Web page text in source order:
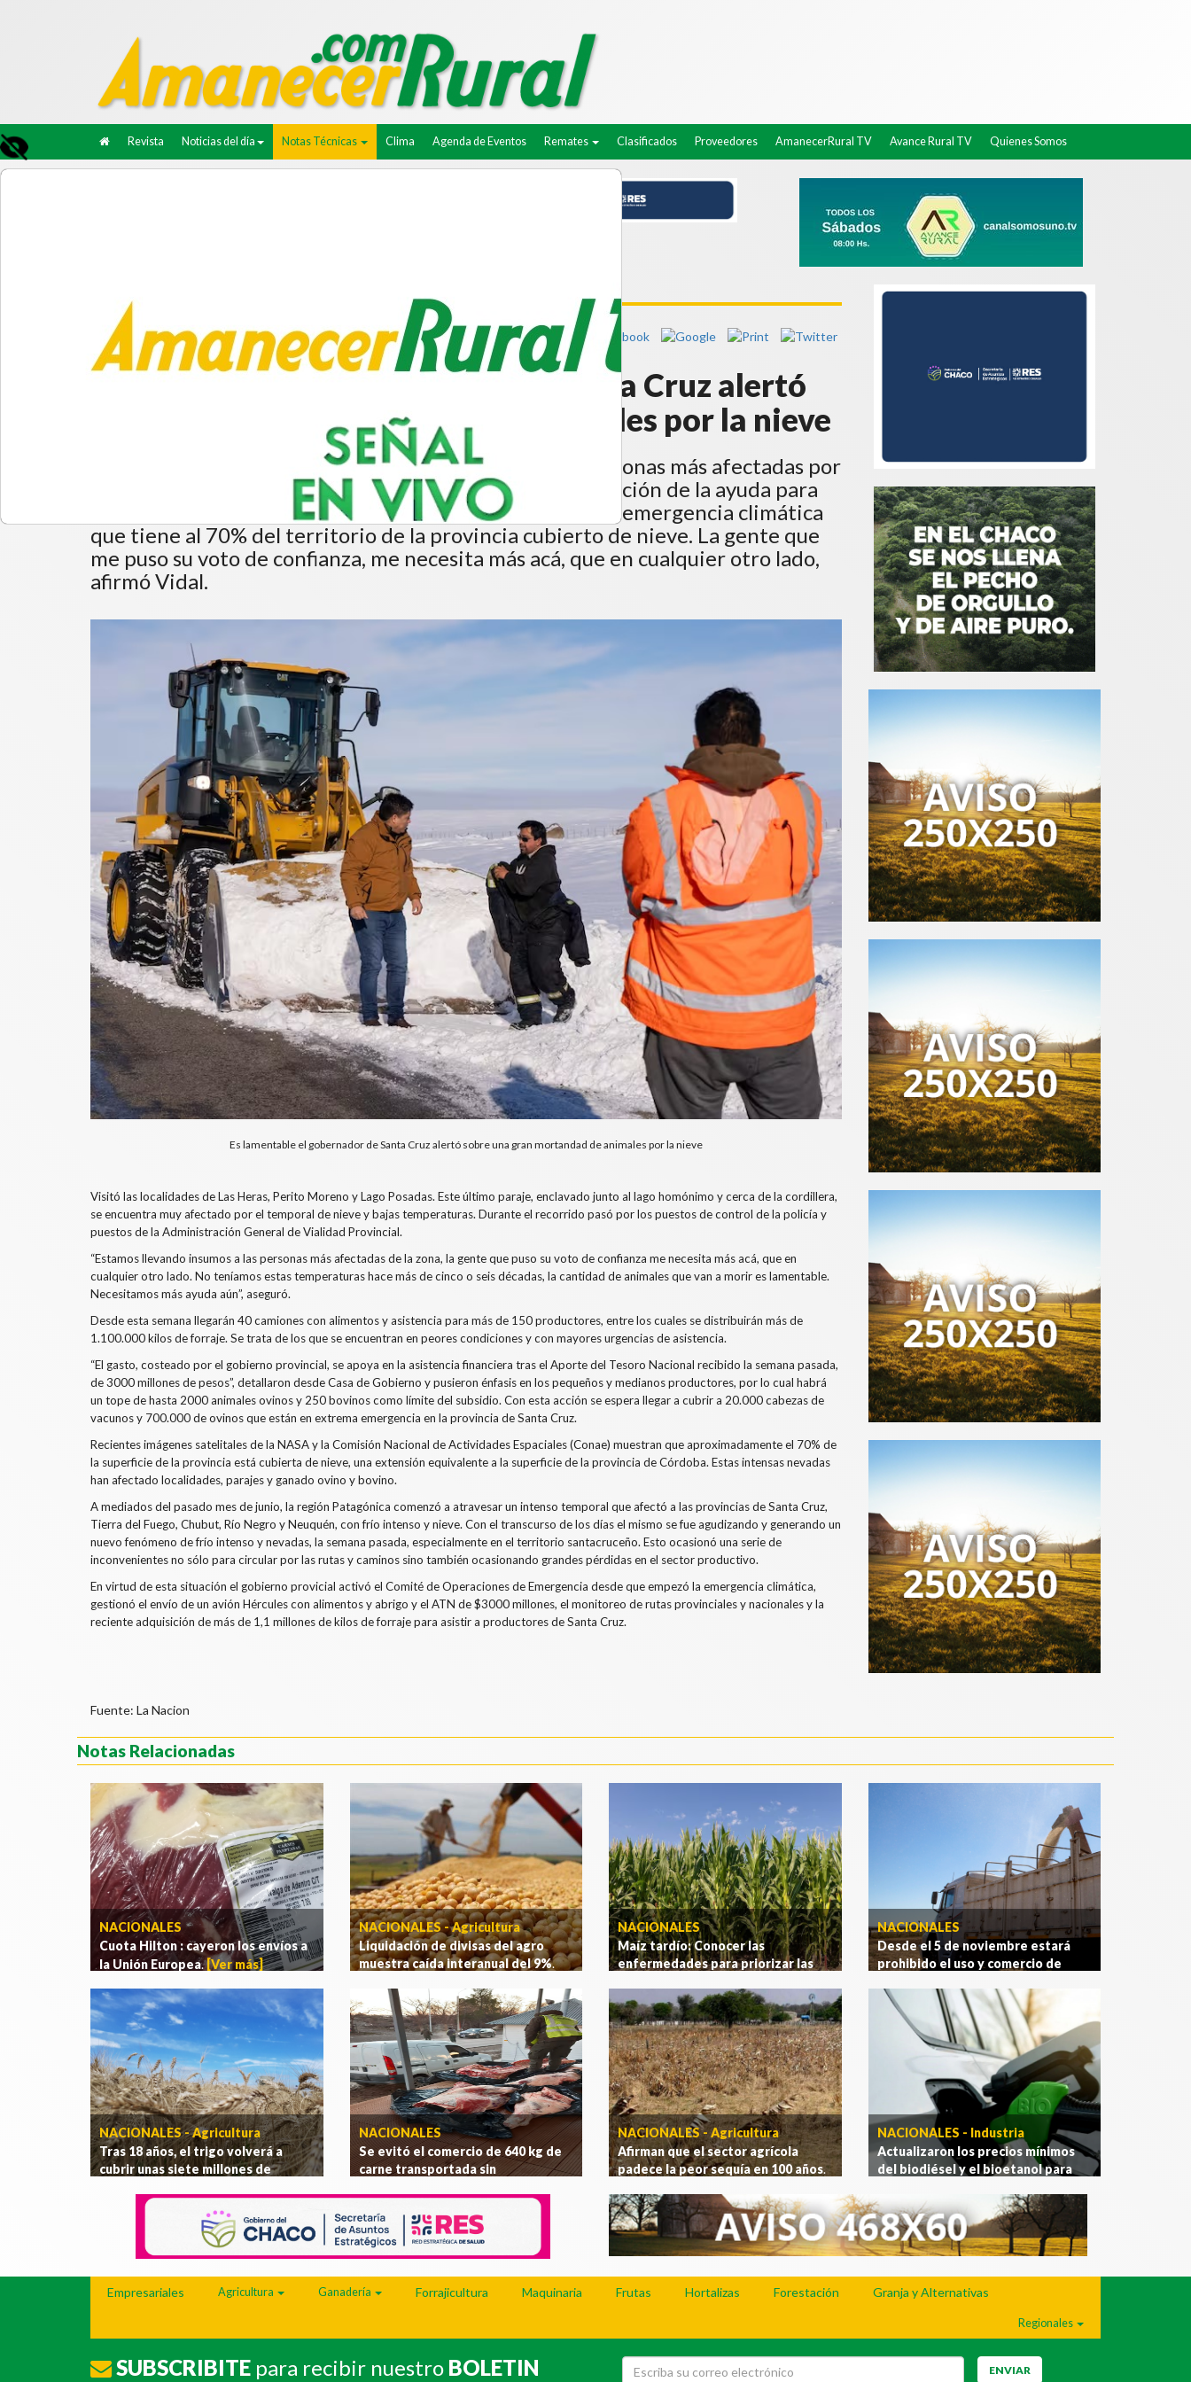
Revista Noticias del día Notas Técnicas Clima Agenda de Eventos Remates Clasificados Proveedores AmanecerRural TV Avance Rural TV Quienes Somos
11/07/2024.NACIONALES.
Es lamentable el gobernador de Santa Cruz alertó
sobre una gran mortandad de animales por la nieve
El gobernador de Santa Cruz, Claudio Vidal, recorrió las zonas más afectadas por
la nieve en el norte de la provincia y supervisó la distribución de la ayuda para
pobladores y para el ganado ante las consecuencias de la emergencia climática
que tiene al 70% del territorio de la provincia cubierto de nieve. La gente que
me puso su voto de confianza, me necesita más acá, que en cualquier otro lado,
afirmó Vidal.
Es lamentable el gobernador de Santa Cruz alertó sobre una gran mortandad de animales por la nieve
Visitó las localidades de Las Heras, Perito Moreno y Lago Posadas. Este último paraje, enclavado junto al lago homónimo y cerca de la cordillera,
se encuentra muy afectado por el temporal de nieve y bajas temperaturas. Durante el recorrido pasó por los puestos de control de la policía y
puestos de la Administración General de Vialidad Provincial.
“Estamos llevando insumos a las personas más afectadas de la zona, la gente que puso su voto de confianza me necesita más acá, que en
cualquier otro lado. No teníamos estas temperaturas hace más de cinco o seis décadas, la cantidad de animales que van a morir es lamentable.
Necesitamos más ayuda aún”, aseguró.
Desde esta semana llegarán 40 camiones con alimentos y asistencia para más de 150 productores, entre los cuales se distribuirán más de
1.100.000 kilos de forraje. Se trata de los que se encuentran en peores condiciones y con mayores urgencias de asistencia.
“El gasto, costeado por el gobierno provincial, se apoya en la asistencia financiera tras el Aporte del Tesoro Nacional recibido la semana pasada,
de 3000 millones de pesos”, detallaron desde Casa de Gobierno y pusieron énfasis en los pequeños y medianos productores, por lo cual habrá
un tope de hasta 2000 animales ovinos y 250 bovinos como límite del subsidio. Con esta acción se espera llegar a cubrir a 20.000 cabezas de
vacunos y 700.000 de ovinos que están en extrema emergencia en la provincia de Santa Cruz.
Recientes imágenes satelitales de la NASA y la Comisión Nacional de Actividades Espaciales (Conae) muestran que aproximadamente el 70% de
la superficie de la provincia está cubierta de nieve, una extensión equivalente a la superficie de la provincia de Córdoba. Estas intensas nevadas
han afectado localidades, parajes y ganado ovino y bovino.
A mediados del pasado mes de junio, la región Patagónica comenzó a atravesar un intenso temporal que afectó a las provincias de Santa Cruz,
Tierra del Fuego, Chubut, Río Negro y Neuquén, con frío intenso y nieve. Con el transcurso de los días el mismo se fue agudizando y generando un
nuevo fenómeno de frío intenso y nevadas, la semana pasada, especialmente en el territorio santacruceño. Esto ocasionó una serie de
inconvenientes no sólo para circular por las rutas y caminos sino también ocasionando grandes pérdidas en el sector productivo.
En virtud de esta situación el gobierno provicial activó el Comité de Operaciones de Emergencia desde que empezó la emergencia climática,
gestionó el envío de un avión Hércules con alimentos y abrigo y el ATN de $3000 millones, el monitoreo de rutas provinciales y nacionales y la
reciente adquisición de más de 1,1 millones de kilos de forraje para asistir a productores de Santa Cruz.
Fuente: La Nacion
Notas Relacionadas
NACIONALES
Cuota Hilton : cayeron los envíos a
la Unión Europea.[Ver más]
NACIONALES - Agricultura
Liquidación de divisas del agro
muestra caída interanual del 9%.
NACIONALES
Maíz tardío: Conocer las
enfermedades para priorizar las
[Ver más]
NACIONALES
Desde el 5 de noviembre estará
prohibido el uso y comercio de
NACIONALES - Agricultura
Tras 18 años, el trigo volverá a
cubrir unas siete millones de
NACIONALES
Se evitó el comercio de 640 kg de
carne transportada sin
NACIONALES - Agricultura
Afirman que el sector agrícola
padece la peor sequía en 100 años.
NACIONALES - Industria
Actualizaron los precios mínimos
del biodiésel y el bioetanol para
Empresariales Agricultura Ganadería Forrajicultura Maquinaria Frutas Hortalizas Forestación Granja y Alternativas
Regionales
SUBSCRIBITE para recibir nuestro BOLETIN